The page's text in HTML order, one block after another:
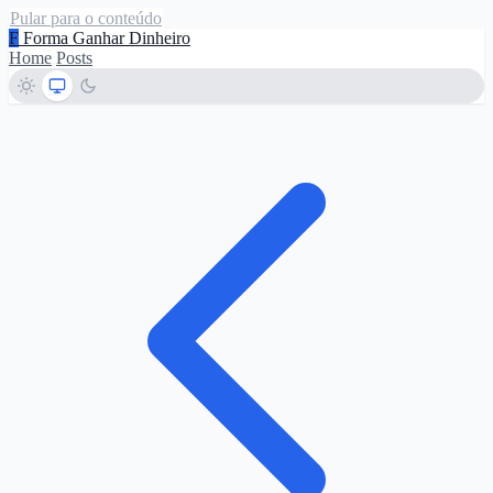
Pular para o conteúdo
F Forma Ganhar Dinheiro
Home Posts